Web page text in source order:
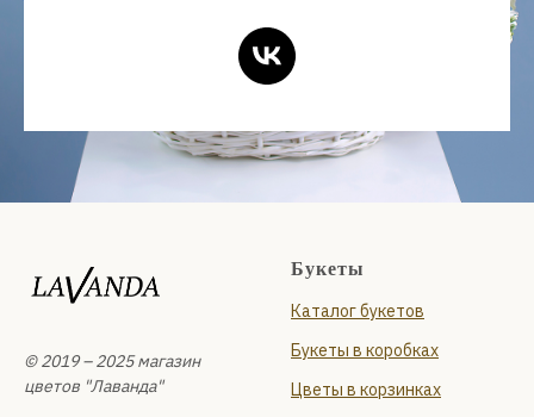
© 2019 – 2025 магазин
цветов "Лаванда"
Букеты
Каталог букетов
Букеты в коробках
Цветы в корзинках